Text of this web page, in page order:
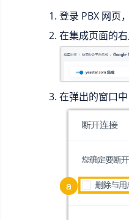
登录 PBX 网页
在集成页面的
在弹出的窗口中